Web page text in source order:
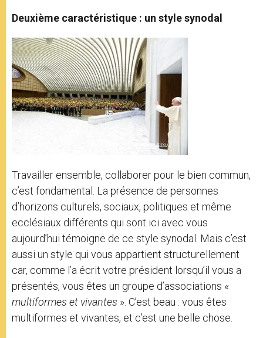
Deuxième caractéristique : un style synodal
Travailler ensemble, collaborer pour le bien commun,
c’est fondamental. La présence de personnes
d’horizons culturels, sociaux, politiques et même
ecclésiaux différents qui sont ici avec vous
aujourd’hui témoigne de ce style synodal. Mais c’est
aussi un style qui vous appartient structurellement
car, comme l’a écrit votre président lorsqu’il vous a
présentés, vous êtes un groupe d’associations «
multiformes et vivantes ». C’est beau : vous êtes
multiformes et vivantes, et c’est une belle chose.